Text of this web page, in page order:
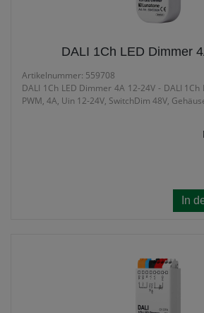
DALI 1Ch LED Dimmer
Artikelnummer: 559708
DALI 1Ch LED Dimmer 4A 12-24V - DALI
PWM, 4A, Uin 12-24V, SwitchDim 48V,
In